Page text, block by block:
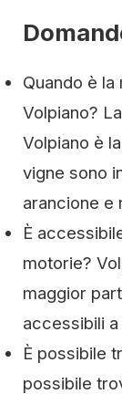
Quando è
Volpiano?
Volpiano è
vigne sono
arancione e
È
motorie?
maggior
accessibili
È possibile
possibile